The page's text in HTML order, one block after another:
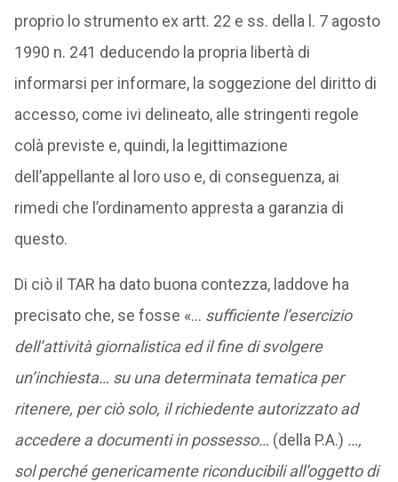
proprio lo strumento ex artt. 22 e ss. della l. 7 agosto
1990 n. 241 deducendo la propria libertà di
informarsi per informare, la soggezione del diritto di
accesso, come ivi delineato, alle stringenti regole
colà previste e, quindi, la legittimazione
dell’appellante al loro uso e, di conseguenza, ai
rimedi che l’ordinamento appresta a garanzia di
questo.
Di ciò il TAR ha dato buona contezza, laddove ha
precisato che, se fosse «… sufficiente l’esercizio
dell’attività giornalistica ed il fine di svolgere
un’inchiesta… su una determinata tematica per
ritenere, per ciò solo, il richiedente autorizzato ad
accedere a documenti in possesso… (della P.A.) …,
sol perché genericamente riconducibili all’oggetto di